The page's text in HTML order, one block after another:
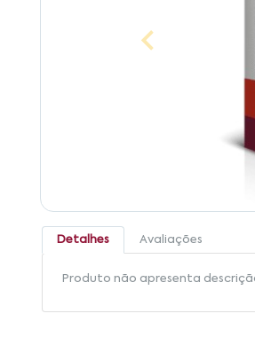
Detalhes Avaliações
Produto não apresenta